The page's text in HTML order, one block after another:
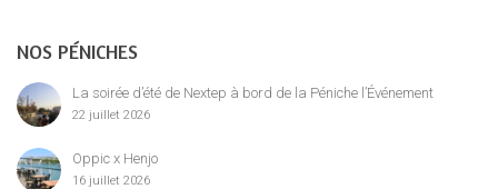
NOS PÉNICHES
La soirée d’été de Nextep à bord de la Péniche l’Événement
22 juillet 2026
Oppic x Henjo
16 juillet 2026